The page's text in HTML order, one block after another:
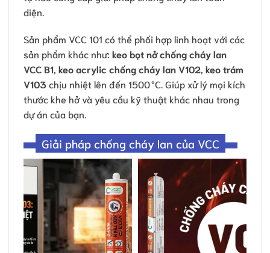
diện.
Sản phẩm VCC 101 có thể phối hợp linh hoạt với các
sản phẩm khác như: keo bọt nở chống cháy lan
VCC B1, keo acrylic chống cháy lan V102, keo trám
V103 chịu nhiệt lên đến 1500 °C. Giúp xử lý mọi kích
thước khe hở và yêu cầu kỹ thuật khác nhau trong
dự án của bạn.
Giải pháp chống cháy lan của VCC